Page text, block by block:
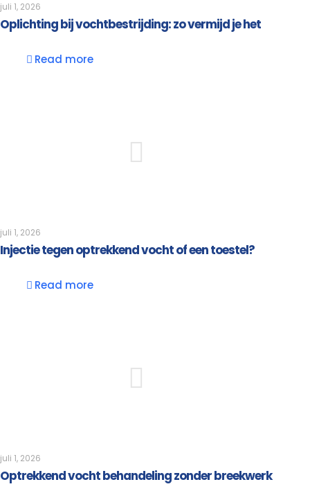
juli 1, 2026
Oplichting bij vochtbestrijding: zo vermijd je het
Read more
juli 1, 2026
Injectie tegen optrekkend vocht of een toestel?
Read more
juli 1, 2026
Optrekkend vocht behandeling zonder breekwerk